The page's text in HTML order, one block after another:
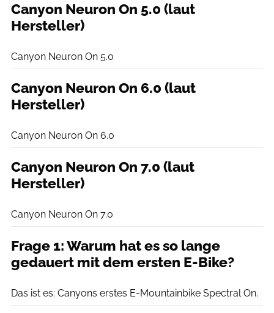
Canyon Neuron On 5.0 (laut
Hersteller)
Canyon Neuron On 5.0
Canyon Neuron On 6.0 (laut
Hersteller)
Canyon Neuron On 6.0
Canyon Neuron On 7.0 (laut
Hersteller)
Canyon Neuron On 7.0
Frage 1: Warum hat es so lange
gedauert mit dem ersten E-Bike?
Das ist es: Canyons erstes E-Mountainbike Spectral On.